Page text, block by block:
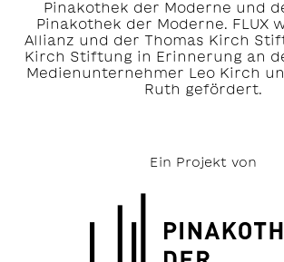
Pinakothek der Moderne und
Pinakothek der Moderne. FLUX
Allianz und der Thomas Kirch
Kirch Stiftung in Erinnerung an
Medienunternehmer Leo Kirch
Ruth gefördert.
Ein Projekt von